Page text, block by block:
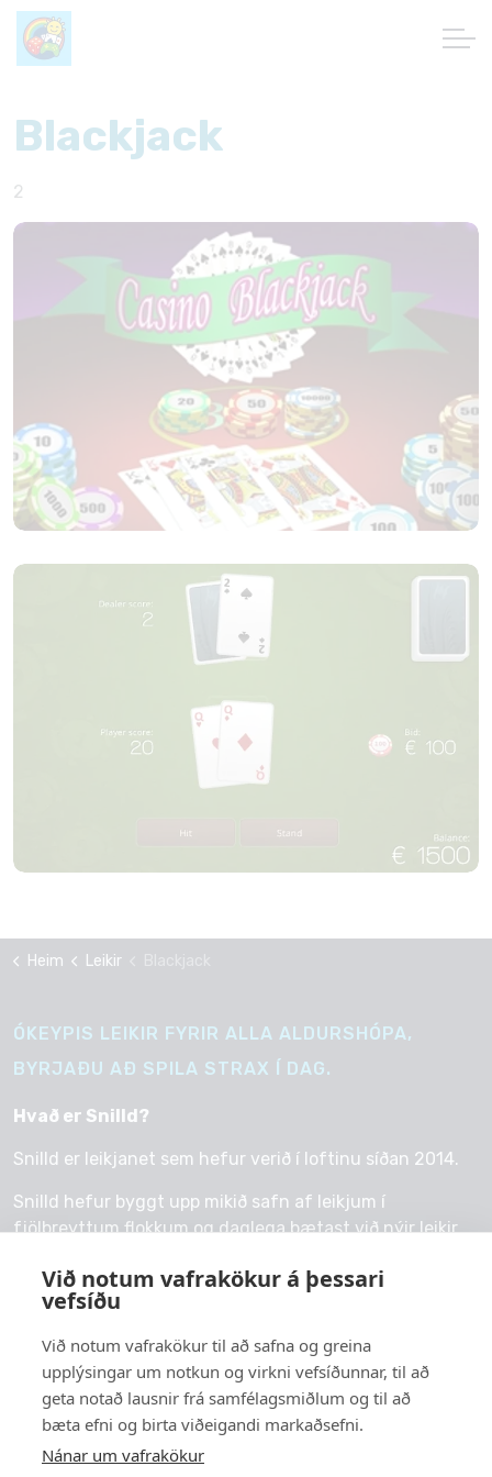
Við notum vafrakökur á þessari
vefsíðu
Við notum vafrakökur til að safna og greina
upplýsingar um notkun og virkni vefsíðunnar, til að
geta notað lausnir frá samfélagsmiðlum og til að
bæta efni og birta viðeigandi markaðsefni.
Nánar um vafrakökur
Blackjack
2
Heim Leikir
ÓKEYPIS LEIKIR FYRIR ALLA ALDURSHÓPA,
BYRJAÐU AÐ SPILA STRAX Í DAG.
Hvað er Snilld?
Snilld er leikjanet sem hefur verið í loftinu síðan 2014.
Snilld hefur byggt upp mikið safn af leikjum í
fjölbreyttum flokkum og daglega bætast við nýir leikir.
© 2026 snilld.is
Persónuvernd